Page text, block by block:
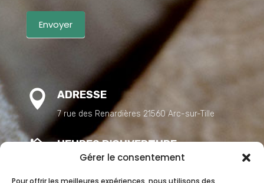
Gérer le consentement
Pour offrir les meilleures expériences, nous utilisons des
Envoyer
 ADRESSE
7 rue des Renardières 21560 Arc-sur-Tille
 HEURES D'OUVERTURE
L-J : 7h-12h / 13h-18h V : 7h-12h